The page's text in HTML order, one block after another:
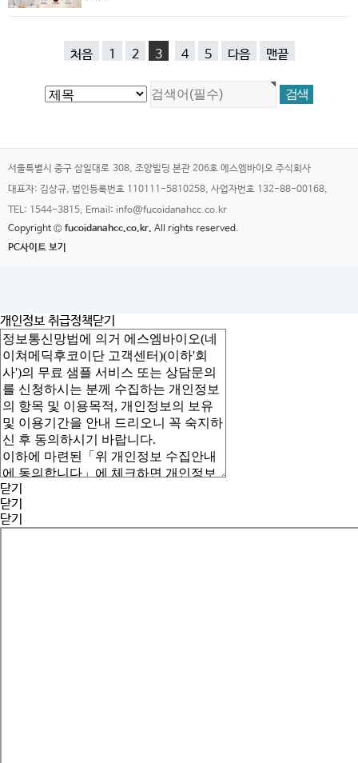
처음 1 2 3 4 5 다음 맨끝
서울특별시 중구 삼일대로 308, 조양빌딩 본관 206호 에스엠바이오 주식회사
대표자: 김상규, 법인등록번호 110111-5810258, 사업자번호 132-88-00168,
TEL: 1544-3815, Email: info@fucoidanahcc.co.kr
Copyright © fucoidanahcc.co.kr. All rights reserved.
PC사이트 보기
개인정보 취급정책닫기
닫기
닫기
닫기